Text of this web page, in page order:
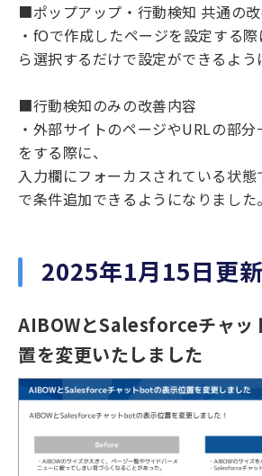
■ポップアップ・行動検知 共通の
・fOで作成したページを設定する
ら選択するだけで設定ができるよう
■行動検知のみの改善内容
・外部サイトのページやURLの部
をする際に、
入力欄にフォーカスされている状
で条件追加できるようになりました。
2025年1月15日更新
AIBOWとSalesforceチャッ
置を変更いたしました